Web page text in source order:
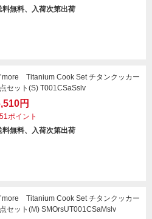
料無料、入荷次第出荷
Titanium Cook Set チタンクッカー
セット(S) T001CSaSslv
円
ポイント
料無料、入荷次第出荷
Titanium Cook Set チタンクッカー
セット(M) SMOrsUT001CSaMslv